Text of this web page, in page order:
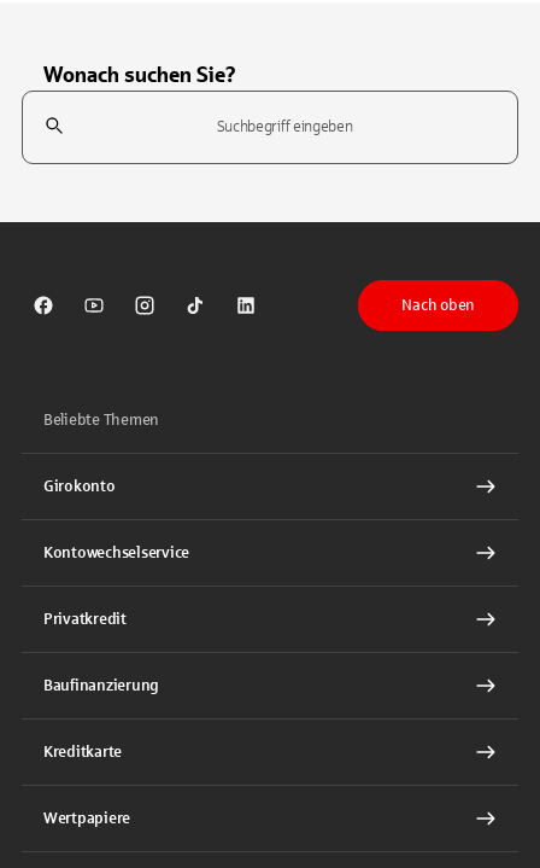
Wonach suchen Sie?
Suchfeld
Sparkasse auf Facebook
Sparkasse auf Youtube
Sparkasse auf Instagram
Sparkasse auf TikTok
Sparkasse auf LinkedIn
Nach oben
Beliebte Themen
Girokonto
Kontowechselservice
Privatkredit
Baufinanzierung
Kreditkarte
Wertpapiere